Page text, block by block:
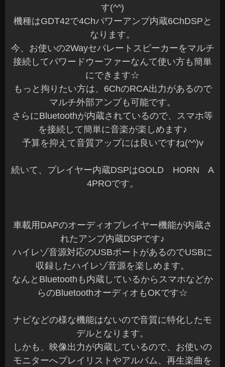
す(^^)
機種はGDT42で4Chパワーアンプ内蔵6ChDSPと
なります。
今、お使いの2Wayセパレートスピーカーをマルチ
接続してパワードウーファーなんて使い方も簡単
にできます☆
もっと拘りたい方は、6ChのRCA出力があるので
マルチ外部アンプも可能です。
さらにBluetoothが内蔵されているので、スマホ等
を接続して簡単に音楽が楽しめます♪
予算を抑えて音質アップには良いですね(^^)v
続いて、プレイヤー内蔵DSPはGOLD HORN A
4PROです。
車載用DAPのオーディオプレイヤー機能が内蔵さ
れたアンプ内蔵DSPです♪
ハイレゾ音源対応のUSBポートがあるのでUSBに
収録したハイレゾ音源を楽しめます。
なんとBluetoothも内蔵しているからスマホなどか
らのBluetoothオーディオもOKです☆
ナビなどの様な機能はないので音質に特化したモ
デルとなります。
しかも、映像出力が内蔵しているので、お使いの
モニターへプレイリストやアルバム、再生楽曲を